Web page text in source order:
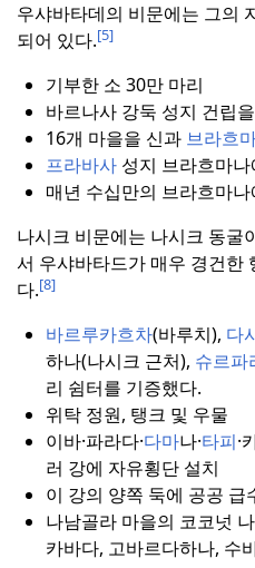
우샤바타데의 비문에는 그의
되어 있다.[5]
기부한 소 30만 마리
바르나사 강둑 성지 건립
16개 마을을 신과 브라흐
프라바사성지 브라흐마나
매년 수십만의 브라흐마
나시크 비문에는 나시크 동굴
서 우샤바타드가 매우 경건한
다.[8]
바르루카흐차(바루치), 다
하나(나시크 근처), 슈르파
리 쉼터를 기증했다.
위탁 정원, 탱크 및 우물
이바·파라다·다마나·타피·
러 강에 자유횡단 설치
이 강의 양쪽 둑에 공공 급
나남골라 마을의 코코넛
카바다, 고바르다하나, 수